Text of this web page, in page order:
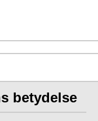
betydelse